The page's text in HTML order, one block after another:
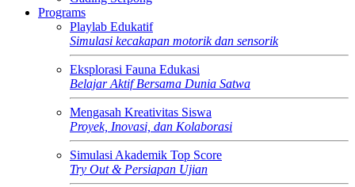
Programs
Playlab Edukatif
Simulasi kecakapan motorik dan sensorik
Eksplorasi Fauna Edukasi
Belajar Aktif Bersama Dunia Satwa
Mengasah Kreativitas Siswa
Proyek, Inovasi, dan Kolaborasi
Simulasi Akademik Top Score
Try Out & Persiapan Ujian